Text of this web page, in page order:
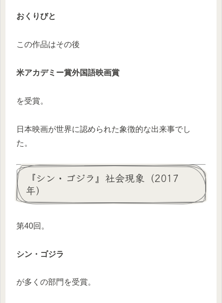
おくりびと
この作品はその後
米アカデミー賞外国語映画賞
を受賞。
日本映画が世界に認められた象徴的な出来事でし
た。
『シン・ゴジラ』社会現象（2017
年）
第40回。
シン・ゴジラ
が多くの部門を受賞。